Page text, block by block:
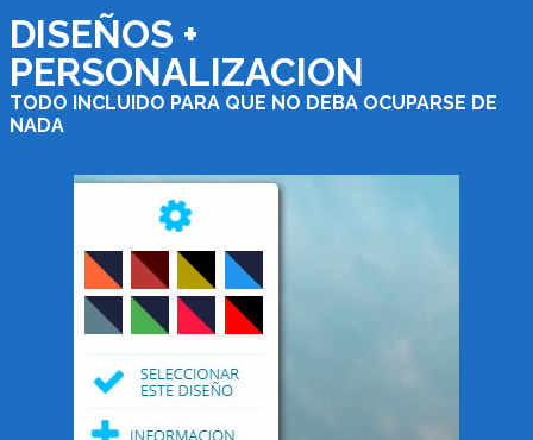
DISEÑOS +
PERSONALIZACION
TODO INCLUIDO PARA QUE NO DEBA OCUPARSE DE
NADA